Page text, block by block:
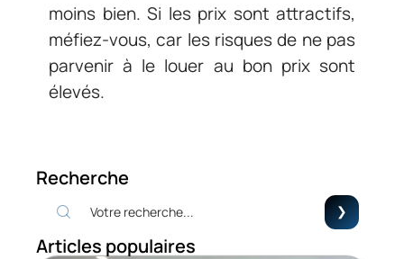
moins bien. Si les prix sont attractifs,
méfiez-vous, car les risques de ne pas
parvenir à le louer au bon prix sont
élevés.
Recherche
Articles populaires